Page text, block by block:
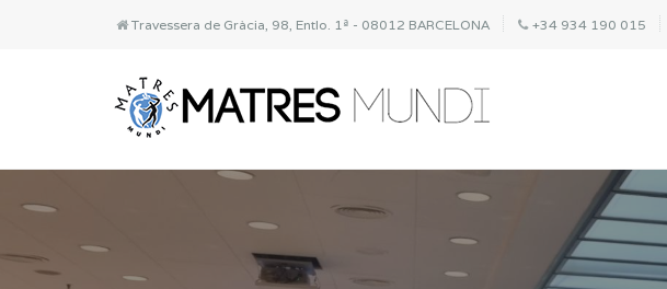
Travessera de Gràcia, 98, Entlo. 1ª - 08012 BARCELONA +34 934 190 015